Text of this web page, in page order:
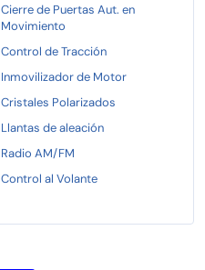
Cierre de Puertas Aut. en
Movimiento
Control de Tracción
Inmovilizador de Motor
Cristales Polarizados
Llantas de aleación
Radio AM/FM
Control al Volante